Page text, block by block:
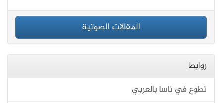
المقالات الصوتية
روابط
تطوع في ناسا بالعربي